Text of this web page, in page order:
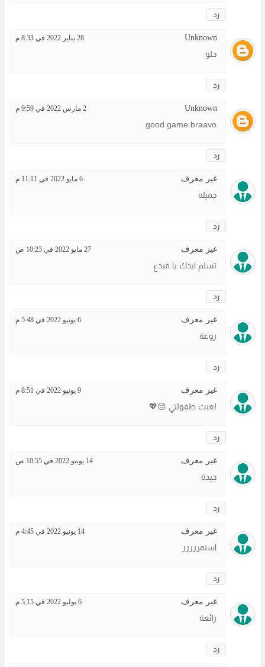
رد
Unknown 28 يناير 2022 في 8:33 م
حلو
رد
Unknown 2 مارس 2022 في 9:59 م
good game braavo
رد
غير معرف 6 مايو 2022 في 11:11 م
جميله
رد
غير معرف 27 مايو 2022 في 10:23 ص
تسلم ايدك يا مبدع
رد
غير معرف 6 يونيو 2022 في 5:48 م
روعة
رد
غير معرف 9 يونيو 2022 في 8:51 م
لعبت طفولتي 😔💖
رد
غير معرف 14 يونيو 2022 في 10:55 ص
جيدة
رد
غير معرف 14 يونيو 2022 في 4:45 م
استمررررر
رد
غير معرف 6 يوليو 2022 في 5:15 م
رائعة
رد